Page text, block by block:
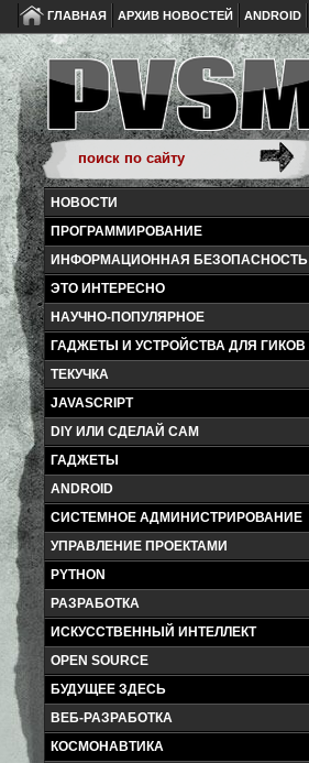
ГЛАВНАЯ АРХИВ НОВОСТЕЙ ANDROID
НОВОСТИ
ПРОГРАММИРОВАНИЕ
ИНФОРМАЦИОННАЯ БЕЗОПАСНОСТЬ
ЭТО ИНТЕРЕСНО
НАУЧНО-ПОПУЛЯРНОЕ
ГАДЖЕТЫ И УСТРОЙСТВА ДЛЯ ГИКОВ
ТЕКУЧКА
JAVASCRIPT
DIY ИЛИ СДЕЛАЙ САМ
ГАДЖЕТЫ
ANDROID
СИСТЕМНОЕ АДМИНИСТРИРОВАНИЕ
УПРАВЛЕНИЕ ПРОЕКТАМИ
PYTHON
РАЗРАБОТКА
ИСКУССТВЕННЫЙ ИНТЕЛЛЕКТ
OPEN SOURCE
БУДУЩЕЕ ЗДЕСЬ
ВЕБ-РАЗРАБОТКА
КОСМОНАВТИКА